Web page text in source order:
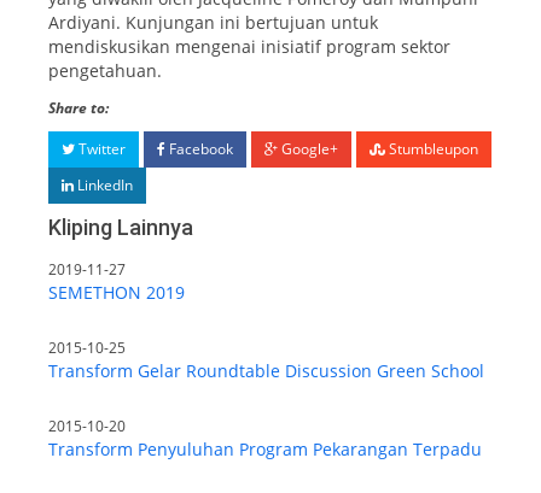
Ardiyani. Kunjungan ini bertujuan untuk
mendiskusikan mengenai inisiatif program sektor
pengetahuan.
Share to:
Twitter Facebook Google+
Stumbleupon
LinkedIn
Kliping Lainnya
2019-11-27
SEMETHON 2019
2015-10-25
Transform Gelar Roundtable Discussion Green School
2015-10-20
Transform Penyuluhan Program Pekarangan Terpadu